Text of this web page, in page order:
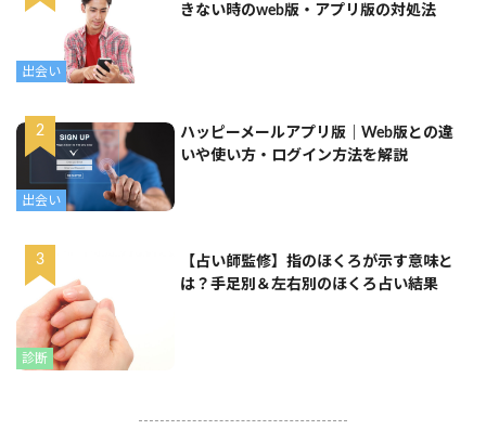
出会い
きない時のweb版・アプリ版の対処法
出会い
ハッピーメールアプリ版｜Web版との違
いや使い方・ログイン方法を解説
診断
【占い師監修】指のほくろが示す意味と
は？手足別＆左右別のほくろ占い結果